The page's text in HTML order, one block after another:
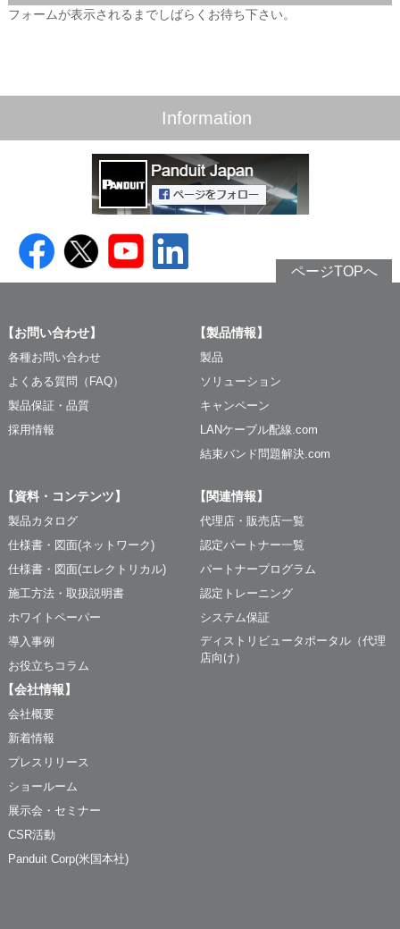
フォームが表示されるまでしばらくお待ち下さい。
Information
ページTOPへ
【お問い合わせ】
各種お問い合わせ
よくある質問（FAQ）
製品保証・品質
採用情報
【製品情報】
製品
ソリューション
キャンペーン
LANケーブル配線.com
結束バンド問題解決.com
【資料・コンテンツ】
製品カタログ
仕様書・図面(ネットワーク)
仕様書・図面(エレクトリカル)
施工方法・取扱説明書
ホワイトペーパー
導入事例
お役立ちコラム
【関連情報】
代理店・販売店一覧
認定パートナー一覧
パートナープログラム
認定トレーニング
システム保証
ディストリビュータポータル（代理
店向け）
【会社情報】
会社概要
新着情報
プレスリリース
ショールーム
展示会・セミナー
CSR活動
Panduit Corp(米国本社)